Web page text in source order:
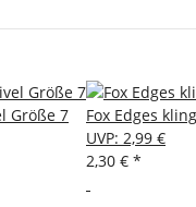
Größe 7
Fox Edges
UVP: 2,99 €
2,30 € *